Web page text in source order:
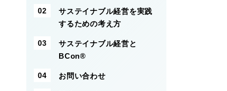
サステイナブル経営を実践
するための考え方
サステイナブル経営と
BCon®
お問い合わせ